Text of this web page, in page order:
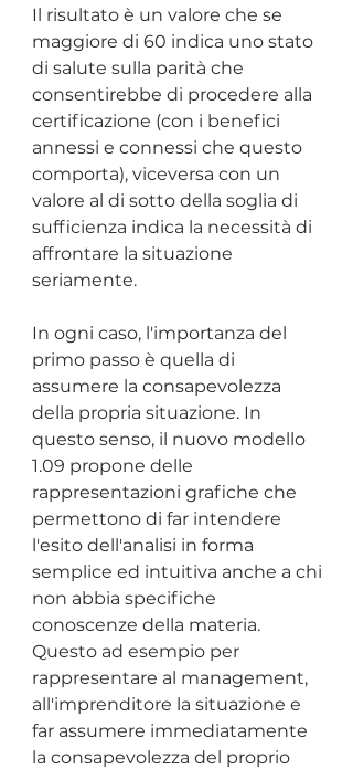
Il risultato è un valore che se
maggiore di 60 indica uno stato
di salute sulla parità che
consentirebbe di procedere alla
certificazione (con i benefici
annessi e connessi che questo
comporta), viceversa con un
valore al di sotto della soglia di
sufficienza indica la necessità di
affrontare la situazione
seriamente.
In ogni caso, l'importanza del
primo passo è quella di
assumere la consapevolezza
della propria situazione. In
questo senso, il nuovo modello
1.09 propone delle
rappresentazioni grafiche che
permettono di far intendere
l'esito dell'analisi in forma
semplice ed intuitiva anche a chi
non abbia specifiche
conoscenze della materia.
Questo ad esempio per
rappresentare al management,
all'imprenditore la situazione e
far assumere immediatamente
la consapevolezza del proprio